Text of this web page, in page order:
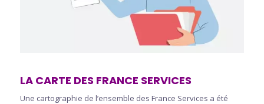
LA CARTE DES FRANCE SERVICES
Une cartographie de l’ensemble des France Services a été